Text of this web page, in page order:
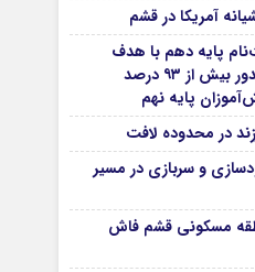
آمریکا در قشم
پایه دهم با هدف
تسهیل ثبت‌نام خانواده‌ها/ صدور بیش از ۹۳ درصد
پایه نهم
در محدوده لافت
و سربازی در مسیر
مسکونی قشم فاش